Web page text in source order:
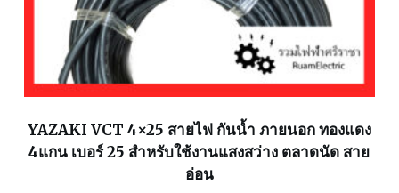
YAZAKI VCT 4×25 สายไฟ กันน้ำ ภายนอก ทองแดง
4แกน เบอร์ 25 สำหรับใช้งานแสงสว่าง ตลาดนัด สาย
อ่อน